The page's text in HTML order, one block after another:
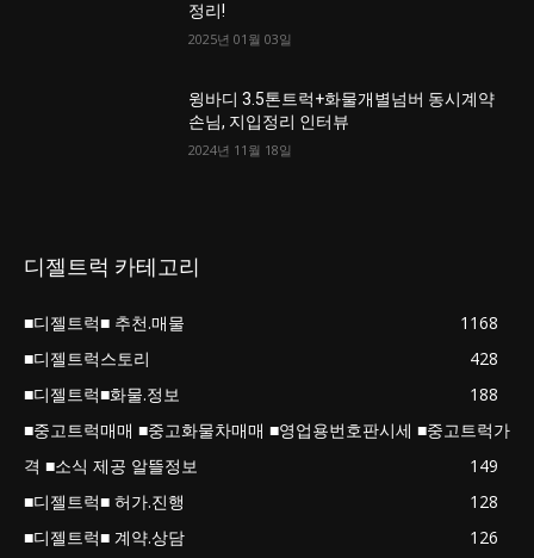
정리!
2025년 01월 03일
윙바디 3.5톤트럭+화물개별넘버 동시계약
손님, 지입정리 인터뷰
2024년 11월 18일
디젤트럭 카테고리
■디젤트럭■ 추천.매물
1168
■디젤트럭스토리
428
■디젤트럭■화물.정보
188
■중고트럭매매 ■중고화물차매매 ■영업용번호판시세 ■중고트럭가
격 ■소식 제공 알뜰정보
149
■디젤트럭■ 허가.진행
128
■디젤트럭■ 계약.상담
126